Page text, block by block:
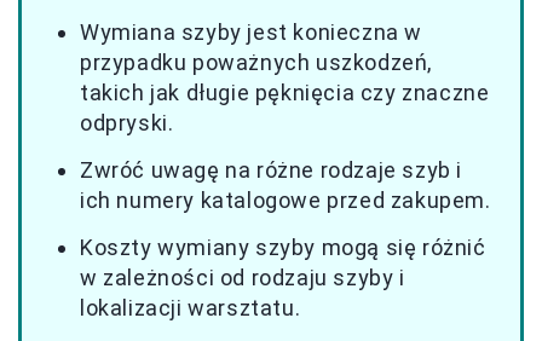
Wymiana szyby jest konieczna w
przypadku poważnych uszkodzeń,
takich jak długie pęknięcia czy znaczne
odpryski.
Zwróć uwagę na różne rodzaje szyb i
ich numery katalogowe przed zakupem.
Koszty wymiany szyby mogą się różnić
w zależności od rodzaju szyby i
lokalizacji warsztatu.